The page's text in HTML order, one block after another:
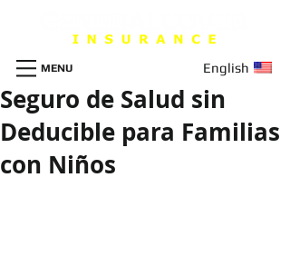
English
MENU
Seguro de Salud sin
Deducible para Familias
con Niños